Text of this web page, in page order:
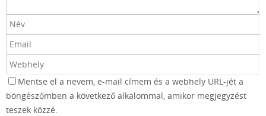
Mentse el a nevem, e-mail címem és a webhely URL-jét a
böngészőmben a következő alkalommal, amikor megjegyzést
teszek közzé.